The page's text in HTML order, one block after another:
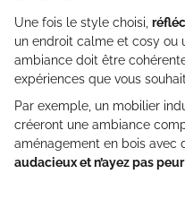
Une fois le style choisi,
un endroit calme et cosy ou
ambiance doit être
expériences que vous
Par exemple, un mobilier
créeront une ambiance
aménagement en bois avec
audacieux et n’ayez pas peur